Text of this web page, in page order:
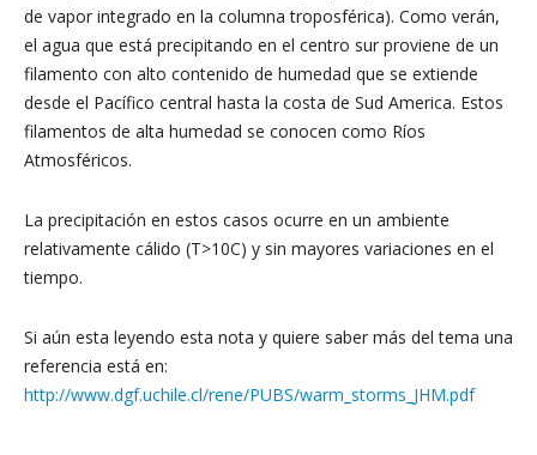
de vapor integrado en la columna troposférica). Como verán,
el agua que está precipitando en el centro sur proviene de un
filamento con alto contenido de humedad que se extiende
desde el Pacífico central hasta la costa de Sud America. Estos
filamentos de alta humedad se conocen como Ríos
Atmosféricos.
La precipitación en estos casos ocurre en un ambiente
relativamente cálido (T>10C) y sin mayores variaciones en el
tiempo.
Si aún esta leyendo esta nota y quiere saber más del tema una
referencia está en:
http://www.dgf.uchile.cl/rene/PUBS/warm_storms_JHM.pdf